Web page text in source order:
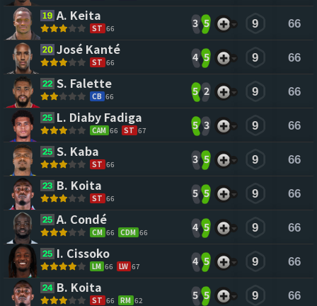
A. Keita
ST 66 3 5 9 66
José Kanté
ST 66 4 5 9 66
S. Falette
CB 66 5 2 9 66
L. Diaby Fadiga
CAM 66 ST 67 5 3 9 66
S. Kaba
ST 66 3 5 9 66
B. Koita
ST 66 5 5 9 66
A. Condé
CM 66 CDM 66 4 5 9 66
I. Cissoko
LM 66 LW 67 4 5 9 66
B. Koita
ST 66 RM 62 5 5 9 66